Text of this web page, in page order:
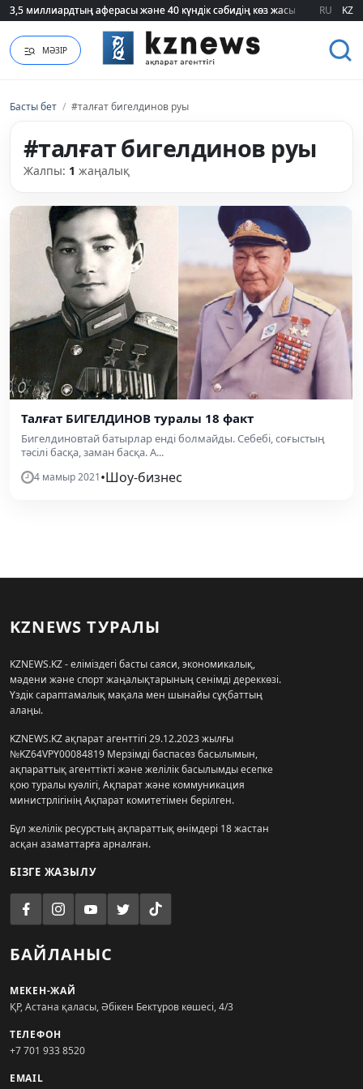
3,5 миллиардтың аферасы және 40 күндік сәбидің көз жасы:
3,5 миллиардтың аферасы және 40 күндік сәбидің көз жасы: RU KZ
МӘЗІР
Басты бет / #талғат бигелдинов руы
#талғат бигелдинов руы
Жалпы: 1 жаңалық
Талғат БИГЕЛДИНОВ туралы 18 факт
Бигелдиновтай батырлар енді болмайды. Себебі, соғыстың
тәсілі басқа, заман басқа. А...
4 мамыр 2021•Шоу-бизнес
KZNEWS ТУРАЛЫ
KZNEWS.KZ - еліміздегі басты саяси, экономикалық,
мәдени және спорт жаңалықтарының сенімді дереккөзі.
Үздік сараптамалық мақала мен шынайы сұқбаттың
алаңы.
KZNEWS.KZ ақпарат агенттігі 29.12.2023 жылғы
№KZ64VPY00084819 Мерзімді баспасөз басылымын,
ақпараттық агенттікті және желілік басылымды есепке
қою туралы куәлігі, Ақпарат және коммуникация
министрлігінің Ақпарат комитетімен берілген.
Бұл желілік ресурстың ақпараттық өнімдері 18 жастан
асқан азаматтарға арналған.
БІЗГЕ ЖАЗЫЛУ
БАЙЛАНЫС
МЕКЕН-ЖАЙ
ҚР, Астана қаласы, Әбікен Бектұров көшесі, 4/3
ТЕЛЕФОН
+7 701 933 8520
EMAIL